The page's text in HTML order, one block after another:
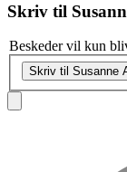
Skriv til
Beskeder vil kun
Skriv til Susanne